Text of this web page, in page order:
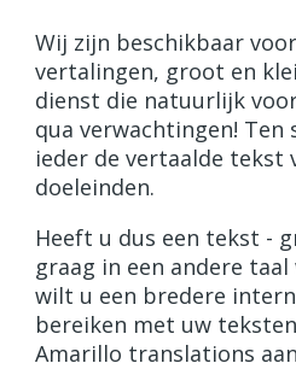
Wij zijn beschikbaar
vertalingen, groot en
dienst die natuurlijk
qua verwachtingen!
ieder de vertaalde tekst
doeleinden.
Heeft u dus een tekst -
graag in een andere
wilt u een bredere
bereiken met uw
Amarillo translations